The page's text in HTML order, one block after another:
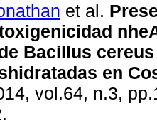
et al.
Bacillus
en
vol.64, n.3,